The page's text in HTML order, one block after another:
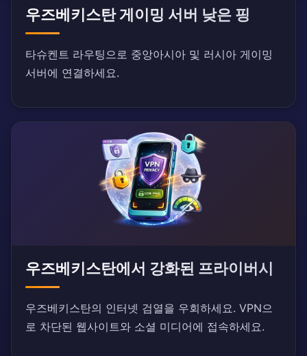
우즈베키스탄 게이밍 서버 낮은 핑
타슈켄트 라우팅으로 중앙아시아 및 러시아 게이밍
서버에 연결하세요.
우즈베키스탄에서 강화된 프라이버시
우즈베키스탄의 인터넷 검열을 우회하세요. VPN으
로 차단된 웹사이트와 소셜 미디어에 접속하세요.